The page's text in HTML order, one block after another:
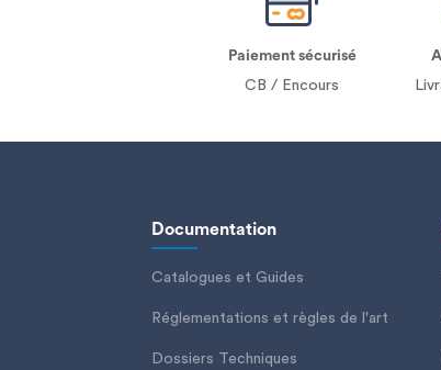
Paiement sécurisé
CB / Encours
Documentation
Catalogues et Guides
Réglementations et règles de l'art
Dossiers Techniques